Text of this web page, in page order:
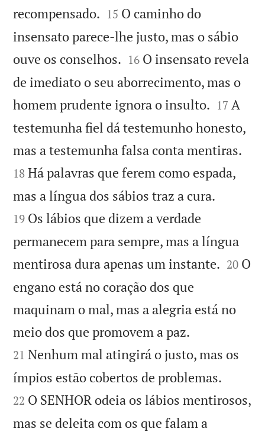
recompensado. 

15 O caminho do
insensato parece-lhe justo, mas o sábio
ouve os conselhos. 

16 O insensato revela
de imediato o seu aborrecimento, mas o
homem prudente ignora o insulto. 

17 A
testemunha fiel dá testemunho honesto,
mas a testemunha falsa conta mentiras.
18 Há palavras que ferem como espada,
mas a língua dos sábios traz a cura.
19 Os lábios que dizem a verdade
permanecem para sempre, mas a língua
mentirosa dura apenas um instante. 

20 O
engano está no coração dos que
maquinam o mal, mas a alegria está no
meio dos que promovem a paz.
21 Nenhum mal atingirá o justo, mas os
ímpios estão cobertos de problemas.
22 O SENHOR odeia os lábios mentirosos,
mas se deleita com os que falam a